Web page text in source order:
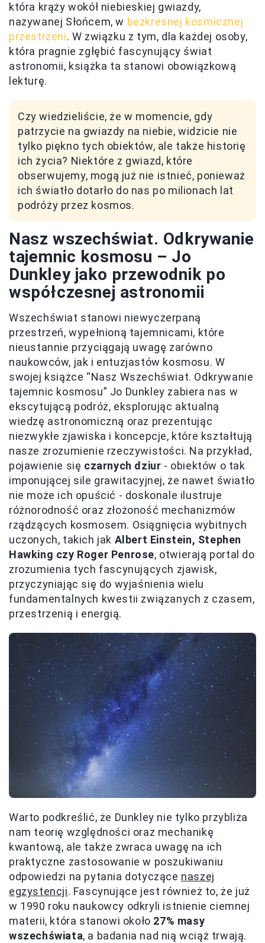
która krąży wokół niebieskiej gwiazdy,
nazywanej Słońcem, w bezkresnej kosmicznej
przestrzeni. W związku z tym, dla każdej osoby,
która pragnie zgłębić fascynujący świat
astronomii, książka ta stanowi obowiązkową
lekturę.
Czy wiedzieliście, że w momencie, gdy
patrzycie na gwiazdy na niebie, widzicie nie
tylko piękno tych obiektów, ale także historię
ich życia? Niektóre z gwiazd, które
obserwujemy, mogą już nie istnieć, ponieważ
ich światło dotarło do nas po milionach lat
podróży przez kosmos.
Nasz wszechświat. Odkrywanie
tajemnic kosmosu – Jo
Dunkley jako przewodnik po
współczesnej astronomii
Wszechświat stanowi niewyczerpaną
przestrzeń, wypełnioną tajemnicami, które
nieustannie przyciągają uwagę zarówno
naukowców, jak i entuzjastów kosmosu. W
swojej książce “Nasz Wszechświat. Odkrywanie
tajemnic kosmosu” Jo Dunkley zabiera nas w
ekscytującą podróż, eksplorując aktualną
wiedzę astronomiczną oraz prezentując
niezwykłe zjawiska i koncepcje, które kształtują
nasze zrozumienie rzeczywistości. Na przykład,
pojawienie się czarnych dziur - obiektów o tak
imponującej sile grawitacyjnej, że nawet światło
nie może ich opuścić - doskonale ilustruje
różnorodność oraz złożoność mechanizmów
rządzących kosmosem. Osiągnięcia wybitnych
uczonych, takich jak Albert Einstein, Stephen
Hawking czy Roger Penrose, otwierają portal do
zrozumienia tych fascynujących zjawisk,
przyczyniając się do wyjaśnienia wielu
fundamentalnych kwestii związanych z czasem,
przestrzenią i energią.
Warto podkreślić, że Dunkley nie tylko przybliża
nam teorię względności oraz mechanikę
kwantową, ale także zwraca uwagę na ich
praktyczne zastosowanie w poszukiwaniu
odpowiedzi na pytania dotyczące naszej
egzystencji. Fascynujące jest również to, że już
w 1990 roku naukowcy odkryli istnienie ciemnej
materii, która stanowi około 27% masy
wszechświata, a badania nad nią wciąż trwają.